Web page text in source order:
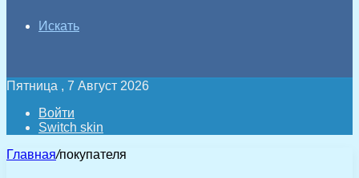
Искать
Пятница , 7 Август 2026
Войти
Switch skin
Главная/покупателя